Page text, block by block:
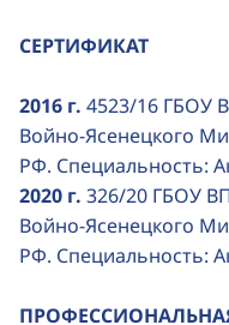
СЕРТИФИКАТ
2016 г. 4523/16 ГБОУ
Войно-Ясенецкого
РФ. Специальность:
2020 г. 326/20 ГБОУ
Войно-Ясенецкого
РФ. Специальность: